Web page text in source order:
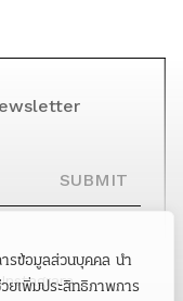
รข้อมูลส่วนบุคคล นำ
ยเพิ่มประสิทธิภาพการ
SUBMIT
Instagram